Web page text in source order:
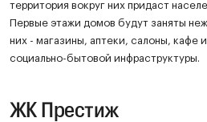
территория вокруг них придаст
Первые этажи домов будут заняты
них - магазины, аптеки, салоны, кафе
социально-бытовой инфраструктуры.
ЖК Престиж